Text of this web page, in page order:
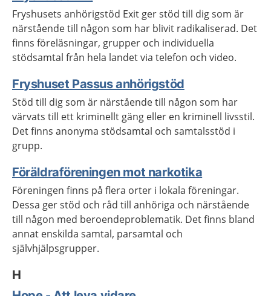
Fryshusets anhörigstöd Exit ger stöd till dig som är
närstående till någon som har blivit radikaliserad. Det
finns föreläsningar, grupper och individuella
stödsamtal från hela landet via telefon och video.
Fryshuset Passus anhörigstöd
Stöd till dig som är närstående till någon som har
värvats till ett kriminellt gäng eller en kriminell livsstil.
Det finns anonyma stödsamtal och samtalsstöd i
grupp.
Föräldraföreningen mot narkotika
Föreningen finns på flera orter i lokala föreningar.
Dessa ger stöd och råd till anhöriga och närstående
till någon med beroendeproblematik. Det finns bland
annat enskilda samtal, parsamtal och
självhjälpsgrupper.
H